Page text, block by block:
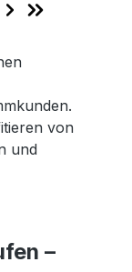
von
und
–